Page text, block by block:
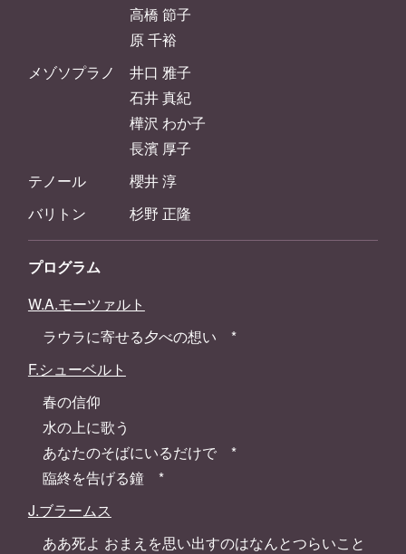
高橋 節子
原 千裕
メゾソプラノ 井口 雅子
石井 真紀
樺沢 わか子
長濱 厚子
テノール 櫻井 淳
バリトン 杉野 正隆
プログラム
W.A.モーツァルト
ラウラに寄せる夕べの想い *
F.シューベルト
春の信仰
水の上に歌う
あなたのそばにいるだけで *
臨終を告げる鐘 *
J.ブラームス
ああ死よ おまえを思い出すのはなんとつらいこと